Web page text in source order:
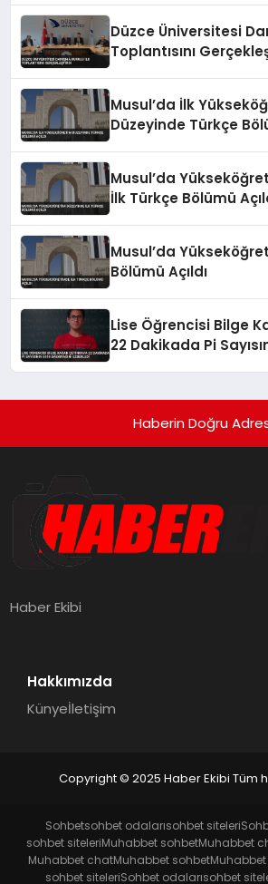
Düzce Üniversitesi
Toplantısını
Musul’da İlk
Düzeyinde Türkçe
Musul’da
İlk Türkçe Bölümü
Musul’da
Bölümü Açıldı
Lise Öğrencisi Bilge
22 Dakikada Pi
Haberin Doğru
Haber Ekibi
Hakkımızda
Künyeİletişim
Copyright © 2025 Haber Ekibi Tüm
Sohbetsohbet odalarısohbet siteleri
sohbet siteleriMuhabbet sohbetMuhabbet
Muhabbet chatMuhabbet sohbet
sohbet siteleriSohbet odalarısohbet